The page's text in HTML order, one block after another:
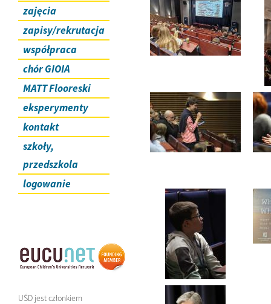
zajęcia
zapisy/rekrutacja
współpraca
chór GIOIA
MATT Flooreski
eksperymenty
kontakt
szkoły,
przedszkola
logowanie
UŚD jest członkiem